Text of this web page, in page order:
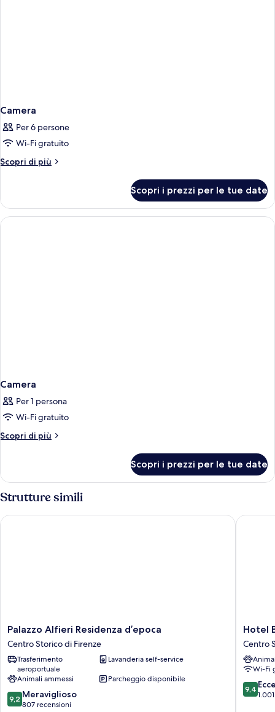
Camera
Per 6 persone
Wi-Fi gratuito
Scopri di più
Altri
Scopri i prezzi per le tue date
Camera
Per 1 persona
Wi-Fi gratuito
Scopri di più
Altri
Scopri i prezzi per le tue date
Strutture simili
Palazzo
Alfieri
Residenza
d’epoca
Centro
Storico
di
Firenze
Palazzo Alfieri Residenza d’epoca
Centro Storico di Firenze
Trasferimento
aeroportuale
Lavanderia self-service
Animali ammessi
Parcheggio disponibile
9.2
su
9,2 Meraviglioso
807 recensioni
Palazzo Alfieri Residenza d’epoca
Hotel
Balestri
Centro
Storico
di
Firenze
Hotel
Centro
Wi-Fi
9.4
su
9,4
Hotel